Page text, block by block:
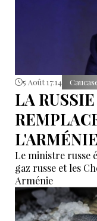
5 Août 17:14
LA
L'ARMÉNIE
Le ministre russe
gaz russe et les
Arménie